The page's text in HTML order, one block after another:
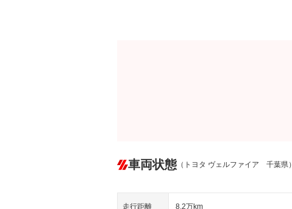
車両状態 （トヨタ ヴェルファイア 千葉県）
走行距離 8.2万km